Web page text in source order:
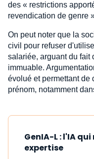
des « restrictions
revendication de genre
On peut noter que la
civil pour refuser
salariée, arguant du fait
immuable.
évolué et permettant de
prénom, notamment
GenIA-L : l'IA
expertise